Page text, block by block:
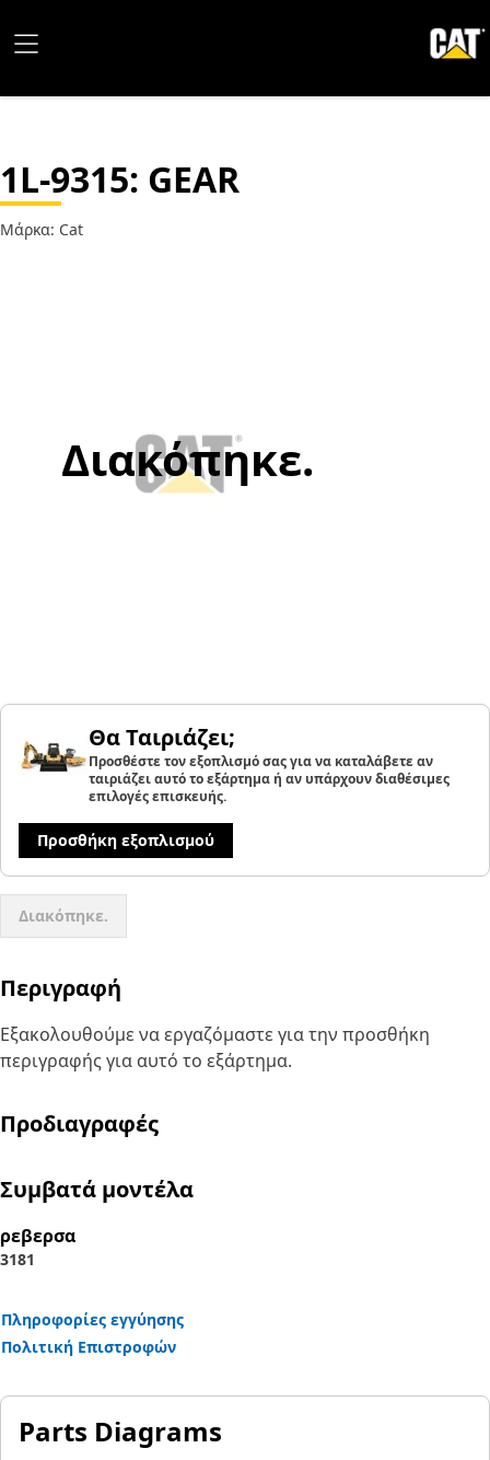
1L-9315: GEAR
Μάρκα: Cat
Διακόπηκε.
Θα Ταιριάζει;
Προσθέστε τον εξοπλισμό σας για να καταλάβετε αν
ταιριάζει αυτό το εξάρτημα ή αν υπάρχουν διαθέσιμες
επιλογές επισκευής.
Προσθήκη εξοπλισμού
Διακόπηκε.
Περιγραφή
Εξακολουθούμε να εργαζόμαστε για την προσθήκη
περιγραφής για αυτό το εξάρτημα.
Προδιαγραφές
Συμβατά μοντέλα
ρεβερσα
3181
Πληροφορίες εγγύησης
Πολιτική Επιστροφών
Parts Diagrams